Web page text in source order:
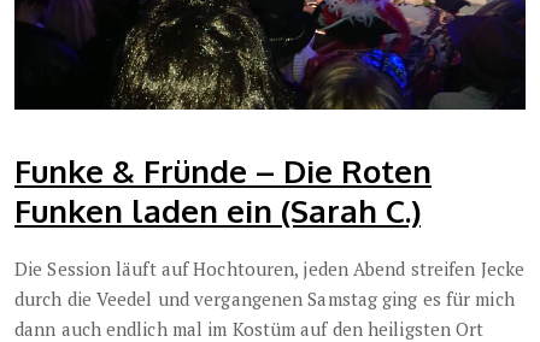
Funke & Fründe – Die Roten
Funken laden ein (Sarah C.)
Die Session läuft auf Hochtouren, jeden Abend streifen Jecke
durch die Veedel und vergangenen Samstag ging es für mich
dann auch endlich mal im Kostüm auf den heiligsten Ort